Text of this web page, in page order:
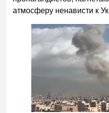
атмосферу ненависти к